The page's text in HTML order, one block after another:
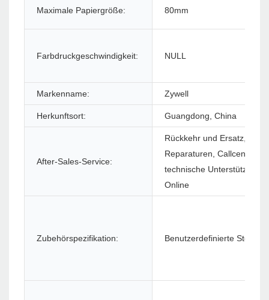
Maximale Papiergröße: 80mm
Farbdruckgeschwindigkeit: NULL
Markenname: Zywell
Herkunftsort: Guangdong, China
After-Sales-Service:
Rückkehr und Ersatz,
Reparaturen, Callcenter
technische Unterstützung
Online
Zubehörspezifikation: Benutzerdefinierte Stecker